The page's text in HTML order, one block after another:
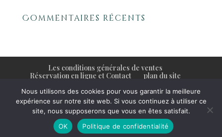
Commentaires récents
Les conditions générales de ventes
Réservation en ligne et Contact
plan du site
© tous droits réservés -Frédérique Jouvin.
Photographe rennes corporate-mariage-famille
Nous utilisons des cookies pour vous garantir la meilleure
expérience sur notre site web. Si vous continuez à utiliser ce
site, nous supposerons que vous en êtes satisfait.
OK
Politique de confidentialité